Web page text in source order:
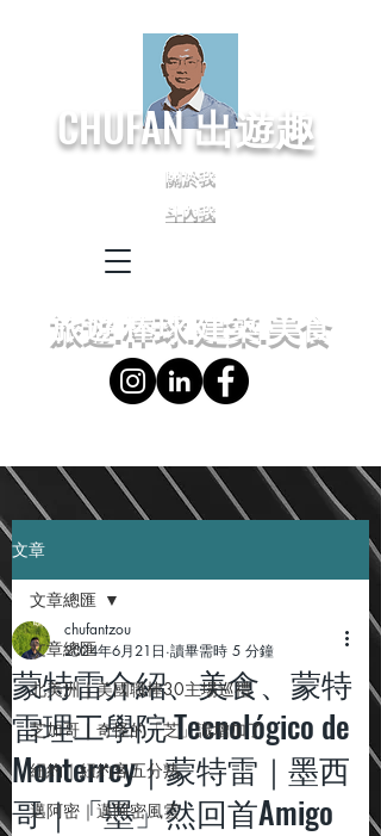
CHUFAN出遊趣
關於我
斗內我
旅遊.棒球.建築.美食
文章
文章總匯
北美洲｜美國職棒30主場巡禮
芝加哥｜奇怪的「芝」識增加了
紐約｜紐約客五分熟
邁阿密｜邁阿密風雲
文章總匯
蒙特雷介紹、美食、蒙特
雷理工學院 Tecnológico de
Monterrey｜蒙特雷｜墨西
哥｜「墨」然回首Amigo
chufantzou
2024年6月21日 讀畢需時 5 分鐘